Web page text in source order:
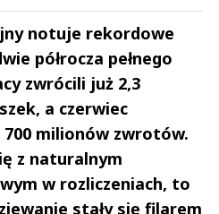
notuje rekordowe
półrocza pełnego
zwrócili już 2,3
a czerwiec
milionów zwrotów.
z naturalnym
w rozliczeniach, to
stały się filarem